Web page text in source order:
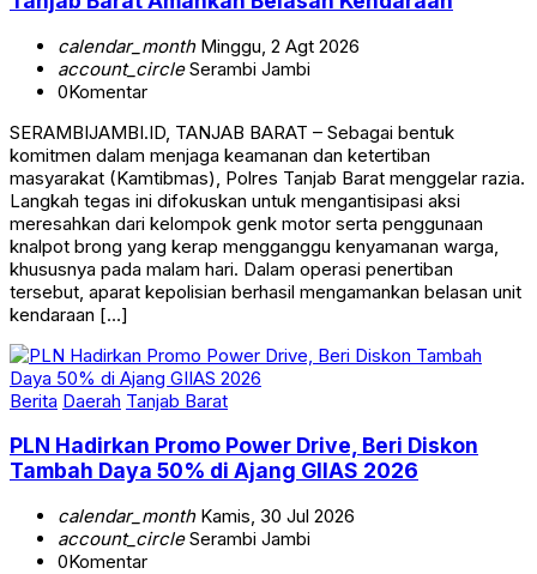
calendar_monthMinggu, 2 Agt 2026
account_circleSerambi Jambi
0Komentar
SERAMBIJAMBI.ID, TANJAB BARAT – Sebagai bentuk
komitmen dalam menjaga keamanan dan ketertiban
masyarakat (Kamtibmas), Polres Tanjab Barat menggelar razia.
Langkah tegas ini difokuskan untuk mengantisipasi aksi
meresahkan dari kelompok genk motor serta penggunaan
knalpot brong yang kerap mengganggu kenyamanan warga,
khususnya pada malam hari. Dalam operasi penertiban
tersebut, aparat kepolisian berhasil mengamankan belasan unit
kendaraan […]
Berita Daerah Tanjab Barat
PLN Hadirkan Promo Power Drive, Beri Diskon
Tambah Daya 50% di Ajang GIIAS 2026
calendar_monthKamis, 30 Jul 2026
account_circleSerambi Jambi
0Komentar